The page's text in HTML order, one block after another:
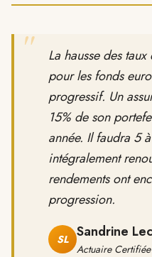
"
La hausse des
pour les fonds
progressif. Un
15% de son
année. Il faudra 5
intégralement
rendements ont
progression.
SL Sandrine
Actuaire Certifiée